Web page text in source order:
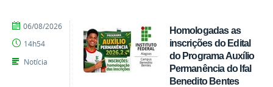
Homologadas as
inscrições do Edital
do Programa Auxílio
Permanência do Ifal
Benedito Bentes
por
Vicente
Santos
publicado
06/08/2026
14h54
Notícia